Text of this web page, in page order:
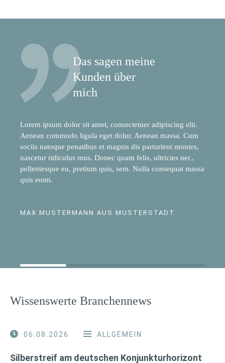
Das sagen meine
Kunden über
mich
Lorem ipsum dolor sit amet, consectetuer adipiscing elit.
Aenean commodo ligula eget dolor. Aenean massa. Cum
sociis natoque penatibus et magnis dis parturient montes,
nascetur ridiculus mus. Donec quam felis, ultricies nec,
pellentesque eu, pretium quis, sem. Nulla consequat massa
quis enim.
MAX MUSTERMANN AUS MUSTERSTADT
Wissenswerte Branchennews
06.08.2026 ALLGEMEIN
Silberstreif am deutschen Konjunkturhorizont